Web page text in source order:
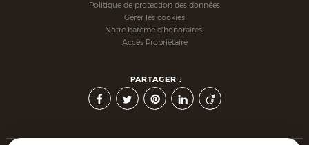
Politique de protection des données
Gérer les cookies
Notre barème d'honoraires
Accès Propriétaire
PARTAGER :